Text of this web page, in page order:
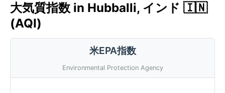
大気質指数 in Hubballi, インド 🇮🇳
(AQI)
米EPA指数
Environmental Protection Agency